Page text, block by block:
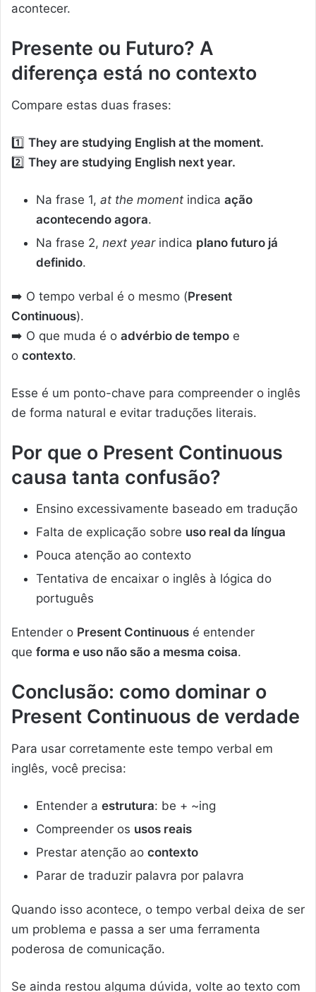
acontecer.
Presente ou Futuro? A
diferença está no contexto
Compare estas duas frases:
1️⃣ They are studying English at the moment.
2️⃣ They are studying English next year.
Na frase 1, at the moment indica ação
acontecendo agora.
Na frase 2, next yearindica plano futuro já
definido.
➡️ O tempo verbal é o mesmo (Present
Continuous).
➡️ O que muda é o advérbio de tempo e
o contexto.
Esse é um ponto-chave para compreender o inglês
de forma natural e evitar traduções literais.
Por que o Present Continuous
causa tanta confusão?
Ensino excessivamente baseado em tradução
Falta de explicação sobre uso real da língua
Pouca atenção ao contexto
Tentativa de encaixar o inglês à lógica do
português
Entender o Present Continuous é entender
que forma e uso não são a mesma coisa.
Conclusão: como dominar o
Present Continuous de verdade
Para usar corretamente este tempo verbal em
inglês, você precisa:
Entender a estrutura: be + ~ing
Compreender os usos reais
Prestar atenção ao contexto
Parar de traduzir palavra por palavra
Quando isso acontece, o tempo verbal deixa de ser
um problema e passa a ser uma ferramenta
poderosa de comunicação.
Se ainda restou alguma dúvida, volte ao texto com